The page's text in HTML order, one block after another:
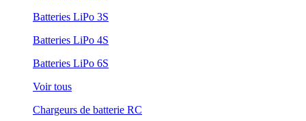
Batteries LiPo 3S
Batteries LiPo 4S
Batteries LiPo 6S
Voir tous
Chargeurs de batterie RC